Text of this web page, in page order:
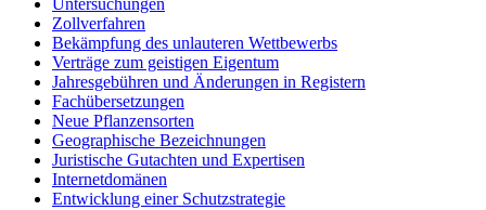
Untersuchungen
Zollverfahren
Bekämpfung des unlauteren Wettbewerbs
Verträge zum geistigen Eigentum
Jahresgebühren und Änderungen in Registern
Fachübersetzungen
Neue Pflanzensorten
Geographische Bezeichnungen
Juristische Gutachten und Expertisen
Internetdomänen
Entwicklung einer Schutzstrategie